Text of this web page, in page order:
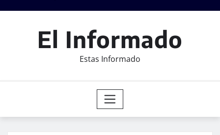
El Informado
Estas Informado